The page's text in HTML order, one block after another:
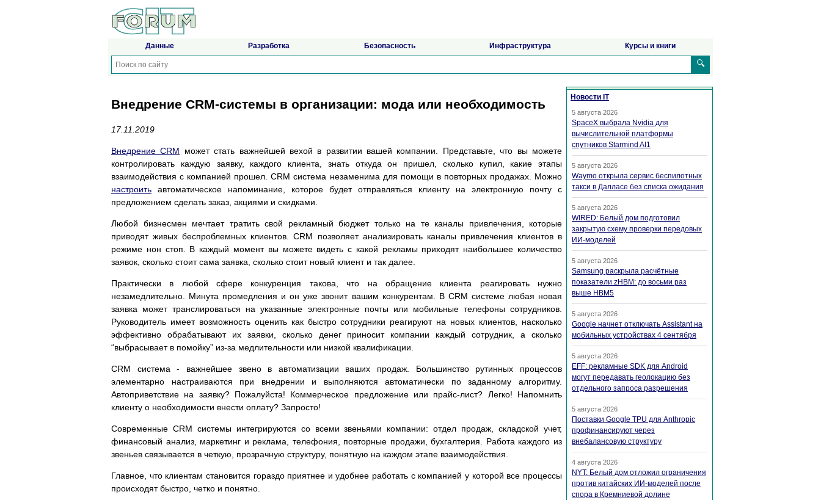
Данные Разработка Безопасность Инфраструктура Курсы и книги
🔍
Внедрение CRM-системы в организации: мода или необходимость
17.11.2019
Внедрение CRM может стать важнейшей вехой в развитии вашей компании. Представьте, что вы можете
контролировать каждую заявку, каждого клиента, знать откуда он пришел, сколько купил, какие этапы
взаимодействия с компанией прошел. CRM система незаменима для помощи в повторных продажах. Можно
настроить автоматическое напоминание, которое будет отправляться клиенту на электронную почту с
предложением сделать заказ, акциями и скидками.
Любой бизнесмен мечтает тратить свой рекламный бюджет только на те каналы привлечения, которые
приводят живых беспроблемных клиентов. CRM позволяет анализировать каналы привлечения клиентов в
режиме нон стоп. В каждый момент вы можете видеть с какой рекламы приходят наибольшее количество
заявок, сколько стоит сама заявка, сколько стоит новый клиент и так далее.
Практически в любой сфере конкуренция такова, что на обращение клиента реагировать нужно
незамедлительно. Минута промедления и он уже звонит вашим конкурентам. В CRM системе любая новая
заявка может транслироваться на указанные электронные почты или мобильные телефоны сотрудников.
Руководитель имеет возможность оценить как быстро сотрудники реагируют на новых клиентов, насколько
эффективно обрабатывают их заявки, сколько денег приносит компании каждый сотрудник, а сколько
“выбрасывает в помойку” из-за медлительности или низкой квалификации.
CRM система - важнейшее звено в автоматизации ваших продаж. Большинство рутинных процессов
элементарно настраиваются при внедрении и выполняются автоматически по заданному алгоритму.
Автоприветствие на заявку? Пожалуйста! Коммерческое предложение или прайс-лист? Легко! Напомнить
клиенту о необходимости внести оплату? Запросто!
Современные CRM системы интегрируются со всеми звеньями компании: отдел продаж, складской учет,
финансовый анализ, маркетинг и реклама, телефония, повторные продажи, бухгалтерия. Работа каждого из
звеньев связывается в четкую, прозрачную структуру, понятную на каждом этапе взаимодействия.
Главное, что клиентам становится гораздо приятнее и удобнее работать с компанией у которой все процессы
происходят быстро, четко и понятно.
Новости IT
5 августа 2026
SpaceX выбрала Nvidia для
вычислительной платформы
спутников Starmind AI1
5 августа 2026
Waymo открыла сервис беспилотных
такси в Далласе без списка ожидания
5 августа 2026
WIRED: Белый дом подготовил
закрытую схему проверки передовых
ИИ-моделей
5 августа 2026
Samsung раскрыла расчётные
показатели zHBM: до восьми раз
выше HBM5
5 августа 2026
Google начнет отключать Assistant на
мобильных устройствах 4 сентября
5 августа 2026
EFF: рекламные SDK для Android
могут передавать геолокацию без
отдельного запроса разрешения
5 августа 2026
Поставки Google TPU для Anthropic
профинансируют через
внебалансовую структуру
4 августа 2026
NYT: Белый дом отложил ограничения
против китайских ИИ-моделей после
спора в Кремниевой долине